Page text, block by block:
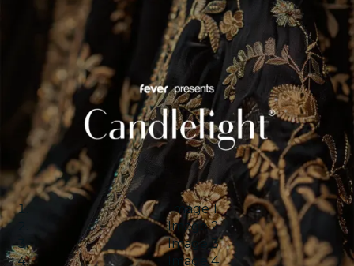
Image 1
Image 2
Image 3
Image 4